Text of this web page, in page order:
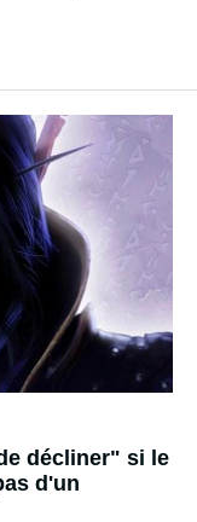
décliner" si le
d'un